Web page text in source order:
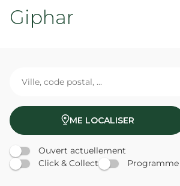
Giphar
ME LOCALISER
Ouvert actuellement
Click & Collect